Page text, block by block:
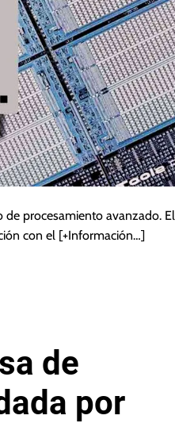
procesamiento avanzado. El
con el [+Información…]
de
por